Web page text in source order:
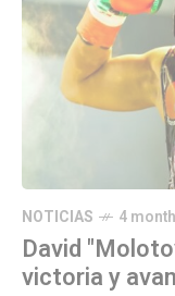
NOTICIAS 4
David
victoria y